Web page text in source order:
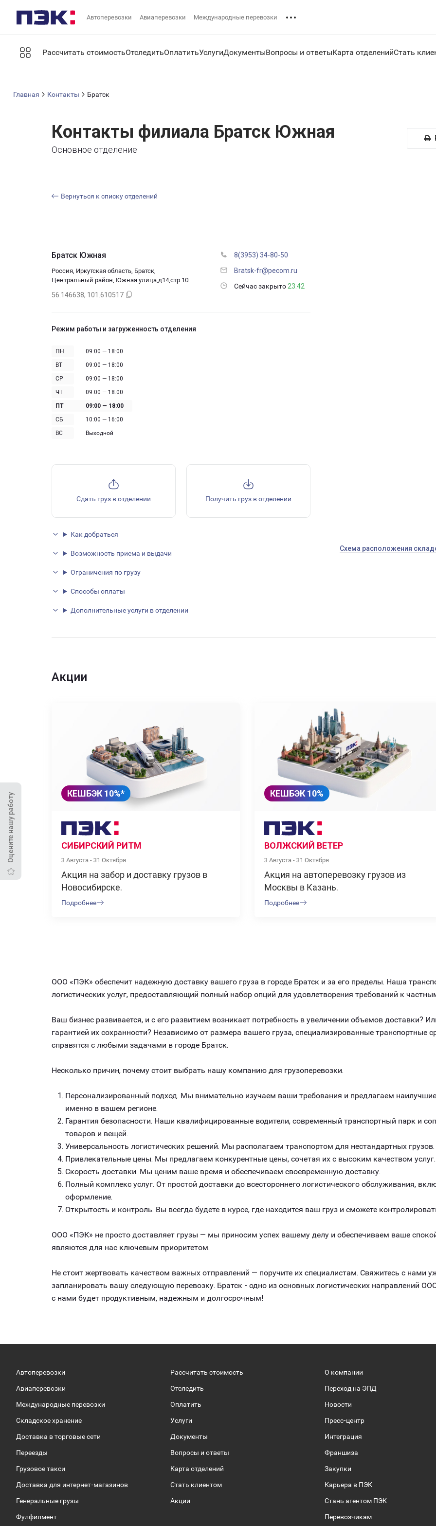
Автоперевозки Авиаперевозки Международные перевозки
Рассчитать стоимостьОтследитьОплатитьУслугиДокументыВопросы и ответыКарта отделенийСтать
Оцените нашу работу
Главная Контакты Братск
Контакты филиала Братск Южная
Основное отделение
Вернуться к списку отделений
Схема расположения
Братск Южная
Россия, Иркутская область, Братск,
Центральный район, Южная улица,д14,стр.10
56.146638, 101.610517
8(3953) 34-80-50
Bratsk-fr@pecom.ru
Сейчас закрыто 23:42
Режим работы и загруженность отделения
ПН
09:00 — 18:00
ВТ
09:00 — 18:00
СР
09:00 — 18:00
ЧТ
09:00 — 18:00
ПТ
09:00 — 18:00
СБ
10:00 — 16:00
ВС
Выходной
Сдать груз в отделении Получить груз в отделении
Как добраться
Возможность приема и выдачи
Ограничения по грузу
Способы оплаты
Дополнительные услуги в отделении
Акции
КЕШБЭК 10%*
СИБИРСКИЙ РИТМ
3 Августа - 31 Октября
Акция на забор и доставку грузов в
Новосибирске.
Подробнее
КЕШБЭК 10%
ВОЛЖСКИЙ ВЕТЕР
3 Августа - 31 Октября
Акция на автоперевозку грузов из
Москвы в Казань.
Подробнее
ООО «ПЭК» обеспечит надежную доставку вашего груза в городе Братск и за его пределы. Наша
логистических услуг, предоставляющий полный набор опций для удовлетворения требований к
Ваш бизнес развивается, и с его развитием возникает потребность в увеличении объемов доставки?
гарантией их сохранности? Независимо от размера вашего груза, специализированные
справятся с любыми задачами в городе Братск.
Несколько причин, почему стоит выбрать нашу компанию для грузоперевозки.
Персонализированный подход. Мы внимательно изучаем ваши требования и предлагаем
именно в вашем регионе.
Гарантия безопасности. Наши квалифицированные водители, современный транспортный парк и
товаров и вещей.
Универсальность логистических решений. Мы располагаем транспортом для нестандартных грузов.
Привлекательные цены. Мы предлагаем конкурентные цены, сочетая их с высоким качеством услуг.
Скорость доставки. Мы ценим ваше время и обеспечиваем своевременную доставку.
Полный комплекс услуг. От простой доставки до всестороннего логистического обслуживания,
оформление.
Открытость и контроль. Вы всегда будете в курсе, где находится ваш груз и сможете
ООО «ПЭК» не просто доставляет грузы — мы приносим успех вашему делу и обеспечиваем ваше
являются для нас ключевым приоритетом.
Не стоит жертвовать качеством важных отправлений — поручите их специалистам. Свяжитесь с нами
запланировать вашу следующую перевозку. Братск - одно из основных логистических направлений
с нами будет продуктивным, надежным и долгосрочным!
Автоперевозки
Авиаперевозки
Международные перевозки
Складское хранение
Доставка в торговые сети
Переезды
Грузовое такси
Доставка для интернет-магазинов
Генеральные грузы
Фулфилмент
Рассчитать стоимость
Отследить
Оплатить
Услуги
Документы
Вопросы и ответы
Карта отделений
Стать клиентом
Акции
О компании
Переход на ЭПД
Новости
Пресс-центр
Интеграция
Франшиза
Закупки
Карьера в ПЭК
Стань агентом ПЭК
Перевозчикам